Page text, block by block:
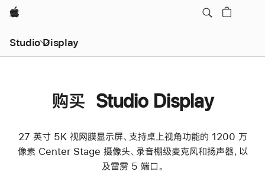
Apple
Studio Display
购买 Studio Display
27 英寸 5K 视网膜显示屏、支持桌上视角功能的 1200 万
像素 Center Stage 摄像头、录音棚级麦克风和扬声器，以
及雷雳 5 端口。